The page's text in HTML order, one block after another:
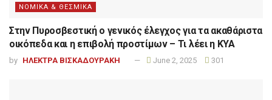
ΝΟΜΙΚΑ & ΘΕΣΜΙΚΑ
Στην Πυροσβεστική ο γενικός έλεγχος για τα ακαθάριστα
οικόπεδα και η επιβολή προστίμων – Τι λέει η ΚΥΑ
by ΗΛΕΚΤΡΑ ΒΙΣΚΑΔΟΥΡΑΚΗ June 2, 2025 301